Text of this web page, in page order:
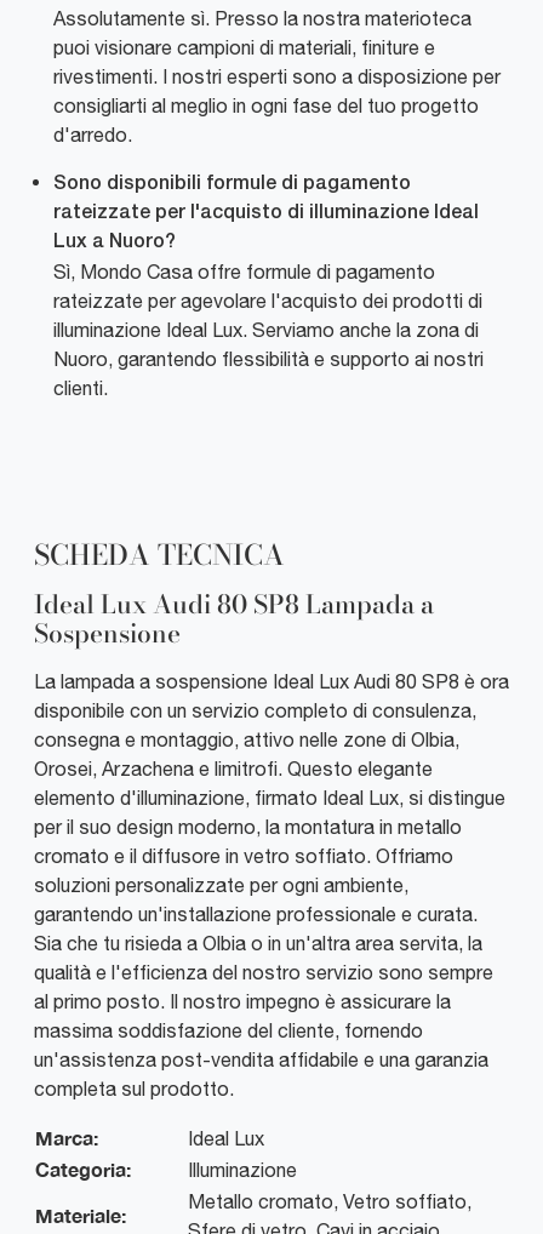
Assolutamente sì. Presso la nostra materioteca
puoi visionare campioni di materiali, finiture e
rivestimenti. I nostri esperti sono a disposizione per
consigliarti al meglio in ogni fase del tuo progetto
d'arredo.
Sono disponibili formule di pagamento
rateizzate per l'acquisto di illuminazione Ideal
Lux a Nuoro?
Sì, Mondo Casa offre formule di pagamento
rateizzate per agevolare l'acquisto dei prodotti di
illuminazione Ideal Lux. Serviamo anche la zona di
Nuoro, garantendo flessibilità e supporto ai nostri
clienti.
SCHEDA TECNICA
Ideal Lux Audi 80 SP8 Lampada a
Sospensione
La lampada a sospensione Ideal Lux Audi 80 SP8 è ora
disponibile con un servizio completo di consulenza,
consegna e montaggio, attivo nelle zone di Olbia,
Orosei, Arzachena e limitrofi. Questo elegante
elemento d'illuminazione, firmato Ideal Lux, si distingue
per il suo design moderno, la montatura in metallo
cromato e il diffusore in vetro soffiato. Offriamo
soluzioni personalizzate per ogni ambiente,
garantendo un'installazione professionale e curata.
Sia che tu risieda a Olbia o in un'altra area servita, la
qualità e l'efficienza del nostro servizio sono sempre
al primo posto. Il nostro impegno è assicurare la
massima soddisfazione del cliente, fornendo
un'assistenza post-vendita affidabile e una garanzia
completa sul prodotto.
Marca: Ideal Lux
Categoria: Illuminazione
Materiale:
Metallo cromato, Vetro soffiato,